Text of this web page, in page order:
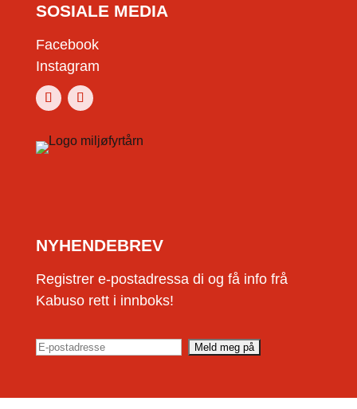
SOSIALE MEDIA
Facebook
Instagram
NYHENDEBREV
Registrer e-postadressa di og få info frå
Kabuso rett i innboks!